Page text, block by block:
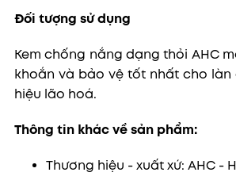
Đối tượng sử dụng
Kem chống nắng dạng thỏi AHC
khoắn và bảo vệ tốt nhất cho
hiệu lão hoá.
Thông tin khác về sản phẩm:
Thương hiệu - xuất xứ: AHC -